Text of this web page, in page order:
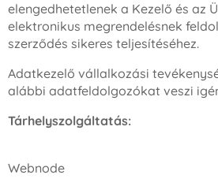
elengedhetetlenek a Kezelő és az
elektronikus megrendelésnek
szerződés sikeres teljesítéséhez.
Adatkezelő vállalkozási
alábbi adatfeldolgozókat veszi
Tárhelyszolgáltatás:
Webnode